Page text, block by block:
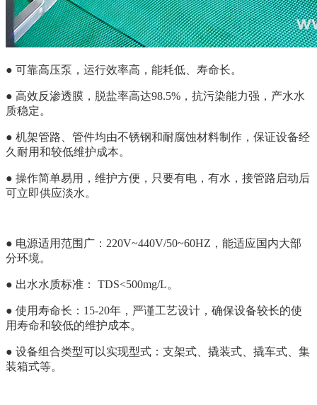
● 可靠高压泵，运行效率高，能耗低、寿命长。
● 高效反渗透膜，脱盐率高达98.5%，抗污染能力强，产水水
质稳定。
● 机架管路、管件均由不锈钢和耐腐蚀材料制作，保证设备经
久耐用和较低维护成本。
● 操作简单易用，维护方便，只要有电，有水，接管路启动后
可立即供应淡水。
● 电源适用范围广：220V~440V/50~60HZ，能适应国内大部
分环境。
● 出水水质标准： TDS<500mg/L。
● 使用寿命长：15-20年，严谨工艺设计，确保设备较长的使
用寿命和较低的维护成本。
● 设备组合类型可以实现型式：支架式、撬装式、撬车式、集
装箱式等。